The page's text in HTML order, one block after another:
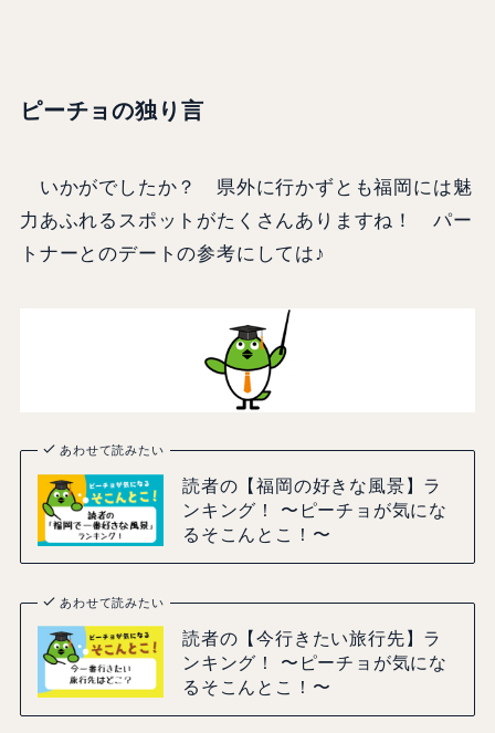
ピーチョの独り言
いかがでしたか？ 県外に行かずとも福岡には魅
力あふれるスポットがたくさんありますね！ パー
トナーとのデートの参考にしては♪
あわせて読みたい
読者の【福岡の好きな風景】ラ
ンキング！ 〜ピーチョが気にな
るそこんとこ！〜
あわせて読みたい
読者の【今行きたい旅行先】ラ
ンキング！ 〜ピーチョが気にな
るそこんとこ！〜